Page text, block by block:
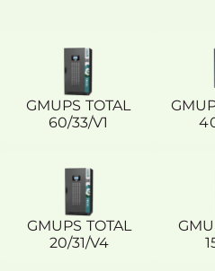
GMUPS TOTAL
60/33/V1
GMUPS TOTAL
20/31/V4